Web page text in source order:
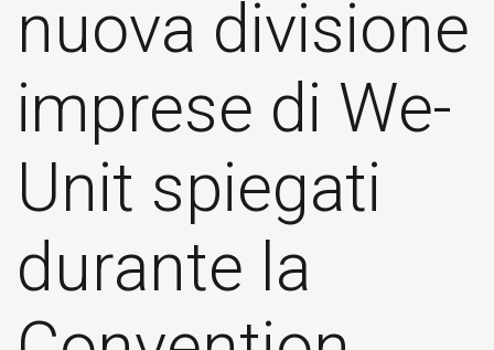
nuova divisione
imprese di We-
Unit spiegati
durante la